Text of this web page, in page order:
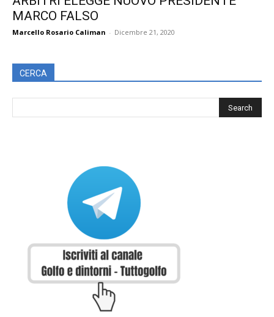
MARCO FALSO
Marcello Rosario Caliman - Dicembre 21, 2020
CERCA